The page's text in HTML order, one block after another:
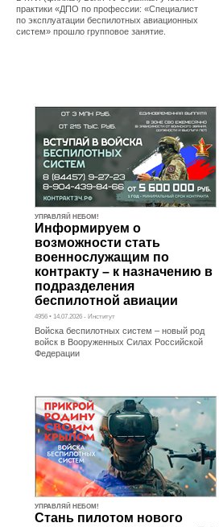
практики «ДПО по профессии: «Специалист
по эксплуатации беспилотных авиационных
систем» прошло групповое занятие.
УПРАВЛЯЙ НЕБОМ!
Информируем о
возможности стать
военнослужащим по
контракту – к назначению в
подразделения
беспилотной авиации
4956 • 14.07.2026 - Институт
Войска беспилотных систем – новый род
войск в Вооруженных Силах Российской
Федерации
УПРАВЛЯЙ НЕБОМ!
Стань пилотом нового